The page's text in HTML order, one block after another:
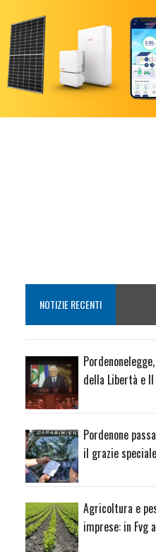
NOTIZIE RECENTI
della Libertà e
Pordenone
il grazie
Agricoltura e
imprese: in